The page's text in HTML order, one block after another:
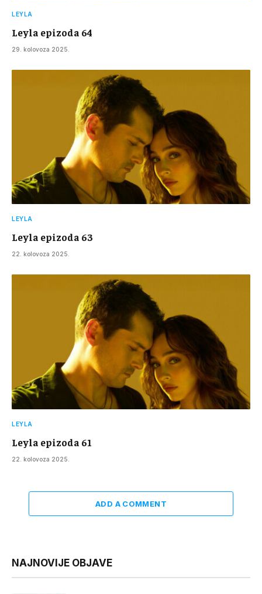
LEYLA
Leyla epizoda 64
29. kolovoza 2025.
LEYLA
Leyla epizoda 63
22. kolovoza 2025.
LEYLA
Leyla epizoda 61
22. kolovoza 2025.
ADD A COMMENT
NAJNOVIJE OBJAVE